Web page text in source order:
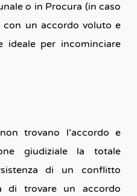
o in Procura (in caso
con un accordo voluto e
ideale per incominciare
trovano l’accordo e
giudiziale la totale
di un conflitto
di trovare un accordo